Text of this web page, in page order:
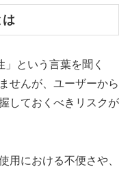
という言葉を聞く
せんが、ユーザーから
しておくべきリスクが
用における不便さや、